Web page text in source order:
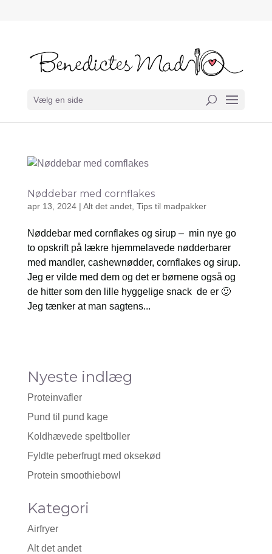
Vælg en side
Nøddebar med cornflakes
apr 13, 2024| Alt det andet, Tips til madpakker
Nøddebar med cornflakes og sirup – min nye go
to opskrift på lækre hjemmelavede nødderbarer
med mandler, cashewnødder, cornflakes og sirup.
Jeg er vilde med dem og det er børnene også og
de hitter som den lille hyggelige snack de er 🙂
Jeg tænker at man sagtens...
Nyeste indlæg
Proteinvafler
Pund til pund kage
Koldhævede speltboller
Fyldte peberfrugt med oksekød
Protein smoothiebowl
Kategori
Airfryer
Alt det andet